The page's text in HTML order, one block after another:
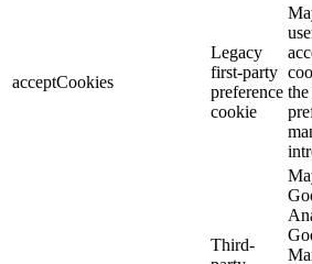
acceptCookies
Legacy
first-party
preference
cookie
Third-